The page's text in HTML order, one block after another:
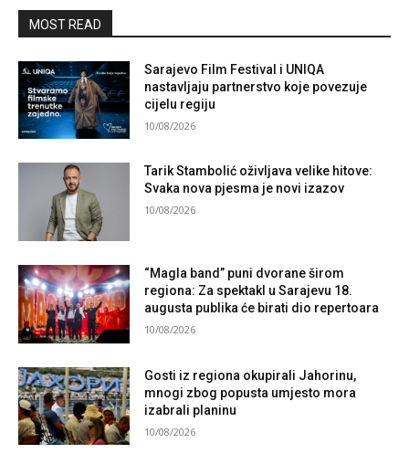
MOST READ
Sarajevo Film Festival i UNIQA
nastavljaju partnerstvo koje povezuje
cijelu regiju
10/08/2026
Tarik Stambolić oživljava velike hitove:
Svaka nova pjesma je novi izazov
10/08/2026
“Magla band” puni dvorane širom
regiona: Za spektakl u Sarajevu 18.
augusta publika će birati dio repertoara
10/08/2026
Gosti iz regiona okupirali Jahorinu,
mnogi zbog popusta umjesto mora
izabrali planinu
10/08/2026